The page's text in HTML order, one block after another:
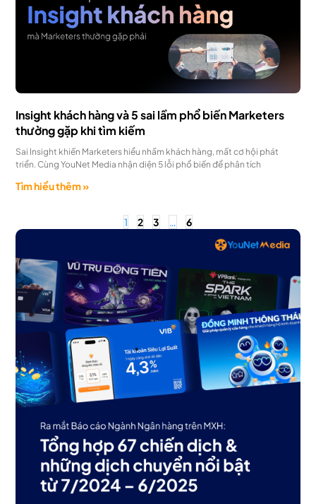
Insight khách hàng và 5 sai lầm phổ biến Marketers
thường gặp khi tìm kiếm
Sai Insight khiến Marketers hiểu nhầm khách hàng, mất cơ hội phát
triển. Cùng YouNet Media nhận diện 5 lỗi phổ biến để phân tích
Tìm hiểu thêm »
1 2 3 … 6